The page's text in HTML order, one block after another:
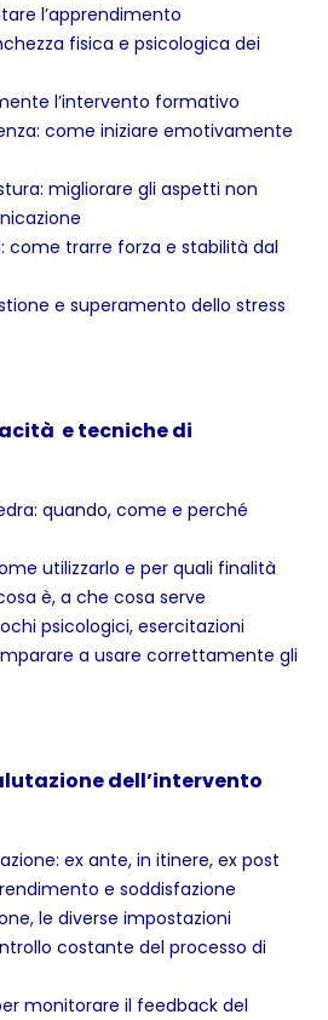
l’apprendimento
fisica e psicologica dei
l’intervento formativo
come iniziare emotivamente
migliorare gli aspetti non
come trarre forza e stabilità dal
e superamento dello stress
e tecniche di
quando, come e perché
utilizzarlo e per quali finalità
è, a che cosa serve
psicologici, esercitazioni
a usare correttamente gli
dell’intervento
ex ante, in itinere, ex post
e soddisfazione
le diverse impostazioni
costante del processo di
monitorare il feedback del